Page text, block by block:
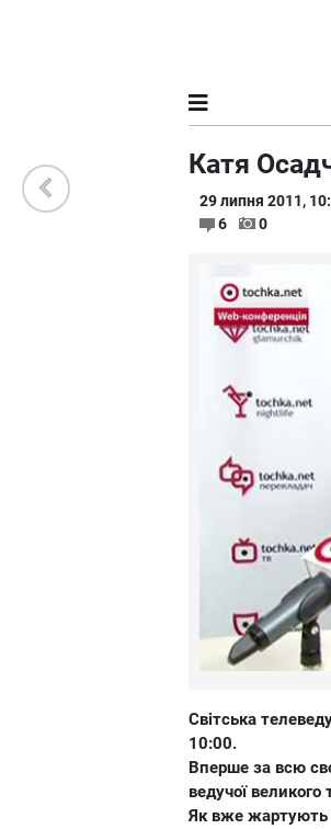
Катя
29 липня 2011,
6
0
Світська
10:00.
Вперше за всю
ведучої великого
Як вже жартують